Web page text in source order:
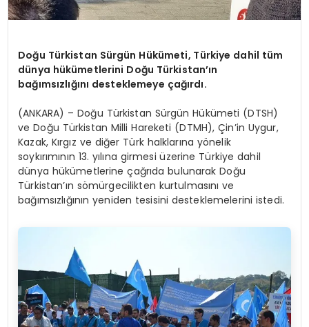
Doğu Türkistan Sürgün Hükümeti, Türkiye dahil tüm
dünya hükümetlerini Doğu Türkistan’ın
bağımsızlığını desteklemeye çağırdı.
(ANKARA) – Doğu Türkistan Sürgün Hükümeti (DTSH)
ve Doğu Türkistan Milli Hareketi (DTMH), Çin’in Uygur,
Kazak, Kırgız ve diğer Türk halklarına yönelik
soykırımının 13. yılına girmesi üzerine Türkiye dahil
dünya hükümetlerine çağrıda bulunarak Doğu
Türkistan’ın sömürgecilikten kurtulmasını ve
bağımsızlığının yeniden tesisini desteklemelerini istedi.